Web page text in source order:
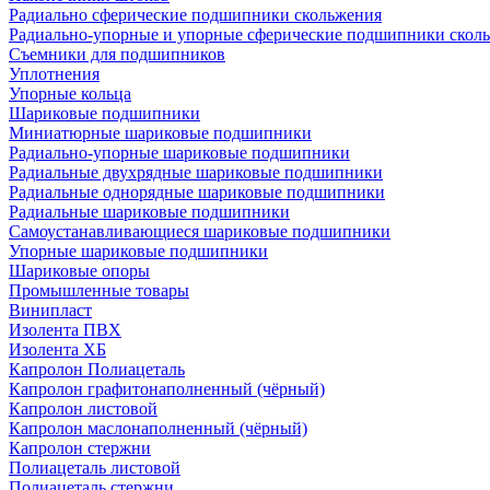
Радиально сферические подшипники скольжения
Радиально-упорные и упорные сферические подшипники
Съемники для подшипников
Уплотнения
Упорные кольца
Шариковые подшипники
Миниатюрные шариковые подшипники
Радиально-упорные шариковые подшипники
Радиальные двухрядные шариковые подшипники
Радиальные однорядные шариковые подшипники
Радиальные шариковые подшипники
Самоустанавливающиеся шариковые подшипники
Упорные шариковые подшипники
Шариковые опоры
Промышленные товары
Винипласт
Изолента ПВХ
Изолента ХБ
Капролон Полиацеталь
Капролон графитонаполненный (чёрный)
Капролон листовой
Капролон маслонаполненный (чёрный)
Капролон стержни
Полиацеталь листовой